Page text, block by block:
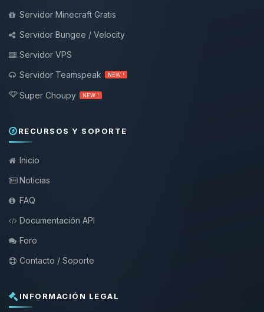
Servidor Minecraft Gratis
Servidor Bungee / Velocity
Servidor VPS
Servidor Teamspeak
NEW !
Super Choupy NEW !
RECURSOS Y SOPORTE
Inicio
Noticias
FAQ
Documentación API
Foro
Contacto / Soporte
INFORMACIÓN LEGAL